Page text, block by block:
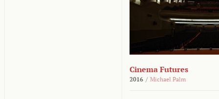
Cinema Futures
2016 / Michael Palm